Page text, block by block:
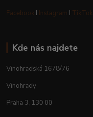
Facebook I Instagram I TikTok
Kde nás najdete
Vinohradská 1678/76
Vinohrady
Praha 3, 130 00